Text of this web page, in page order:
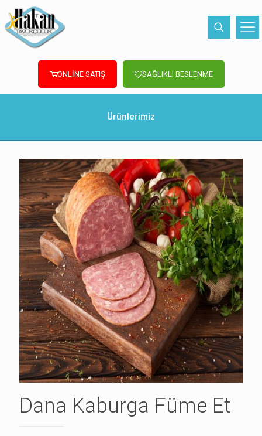
ONLİNE SATIŞ SAĞLIKLI BESLENME
Ürünlerimiz
Dana Kaburga Füme Et